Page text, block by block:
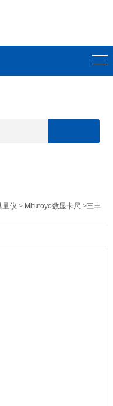
量仪 > Mitutoyo数显卡尺 >三丰